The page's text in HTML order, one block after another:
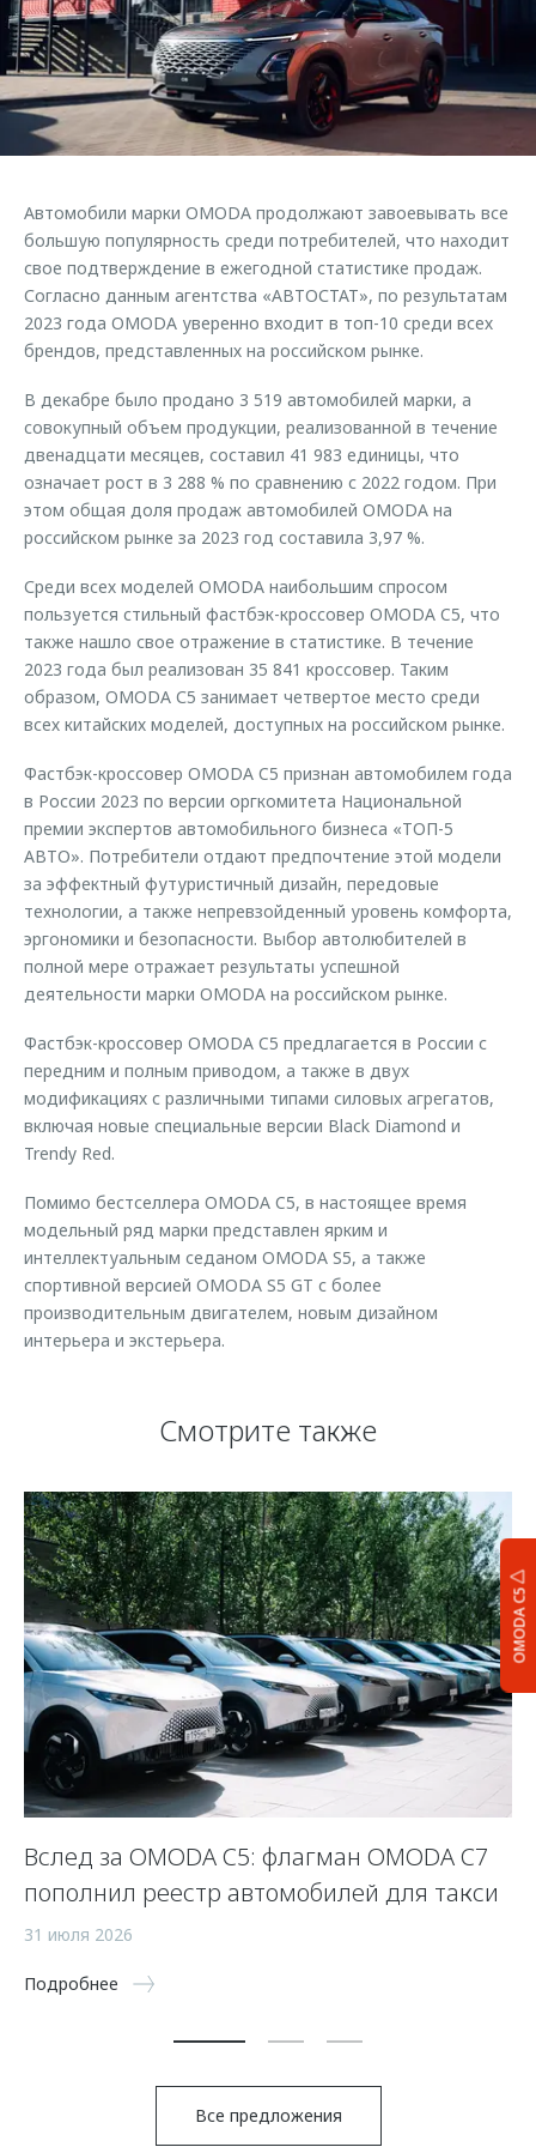
Страхование
Кредитный калькулятор
Аксессуары
Одежда и сувениры
Запчасти
Трейд-ин
Калькулятор трейд-ин
Руководства по эксплуатации
Клиентская поддержка
O&J Автоклуб
Клуб владельцев OMODA
Аксессуары
Одежда и сувениры
Оригинальные аксессуары
Запчасти
Обратная связь
OMODA C5
Автомобили марки OMODA продолжают завоевывать все
большую популярность среди потребителей, что находит
свое подтверждение в ежегодной статистике продаж.
Согласно данным агентства «АВТОСТАТ», по результатам
2023 года OMODA уверенно входит в топ-10 среди всех
брендов, представленных на российском рынке.
В декабре было продано 3 519 автомобилей марки, а
совокупный объем продукции, реализованной в течение
двенадцати месяцев, составил 41 983 единицы, что
означает рост в 3 288 % по сравнению с 2022 годом. При
этом общая доля продаж автомобилей OMODA на
российском рынке за 2023 год составила 3,97 %.
Среди всех моделей OMODA наибольшим спросом
пользуется стильный фастбэк-кроссовер OMODA C5, что
также нашло свое отражение в статистике. В течение
2023 года был реализован 35 841 кроссовер. Таким
образом, OMODA С5 занимает четвертое место среди
всех китайских моделей, доступных на российском рынке.
Фастбэк-кроссовер OMODA C5 признан автомобилем года
в России 2023 по версии оргкомитета Национальной
премии экспертов автомобильного бизнеса «ТОП-5
АВТО». Потребители отдают предпочтение этой модели
за эффектный футуристичный дизайн, передовые
технологии, а также непревзойденный уровень комфорта,
эргономики и безопасности. Выбор автолюбителей в
полной мере отражает результаты успешной
деятельности марки OMODA на российском рынке.
Фастбэк-кроссовер OMODA C5 предлагается в России с
передним и полным приводом, а также в двух
модификациях с различными типами силовых агрегатов,
включая новые специальные версии Black Diamond и
Trendy Red.
Помимо бестселлера OMODA C5, в настоящее время
модельный ряд марки представлен ярким и
интеллектуальным седаном OMODA S5, а также
спортивной версией OMODA S5 GT с более
производительным двигателем, новым дизайном
интерьера и экстерьера.
Смотрите также
Вслед за OMODA C5: флагман OMODA C7
пополнил реестр автомобилей для такси
31 июля 2026
Подробнее
Все предложения